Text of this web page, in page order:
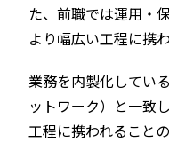
た、前職では運用・
より幅広い工程に携
業務を内製化してい
ットワーク）と一致
工程に携われること